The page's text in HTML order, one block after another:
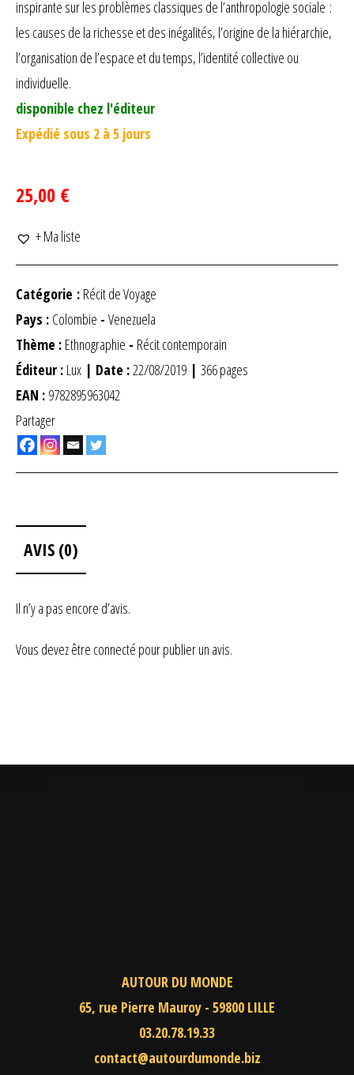
inspirante sur les problèmes classiques de l’anthropologie sociale :
les causes de la richesse et des inégalités, l’origine de la hiérarchie,
l’organisation de l’espace et du temps, l’identité collective ou
individuelle.
disponible chez l'éditeur
Expédié sous 2 à 5 jours
25,00 €
+ Ma liste
Catégorie : Récit de Voyage
Pays : Colombie - Venezuela
Thème : Ethnographie - Récit contemporain
Éditeur : Lux | Date :22/08/2019 | 366 pages
EAN : 9782895963042
Partager
AVIS (0)
Il n’y a pas encore d’avis.
Vous devez être connecté pour publier un avis.
AUTOUR DU MONDE
65, rue Pierre Mauroy - 59800 LILLE
03.20.78.19.33
contact@autourdumonde.biz